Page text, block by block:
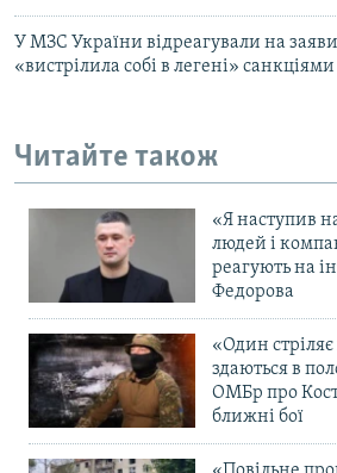
У МЗС України відреагували на
«вистрілила собі в легені»
Читайте також
«Я наступив
людей і
реагують на
Федорова
«Один стріляє
здаються в
ОМБр про
ближні бої